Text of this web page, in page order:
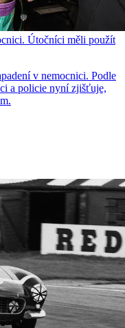
Útočníci měli použít
v nemocnici. Podle
a policie nyní zjišťuje,